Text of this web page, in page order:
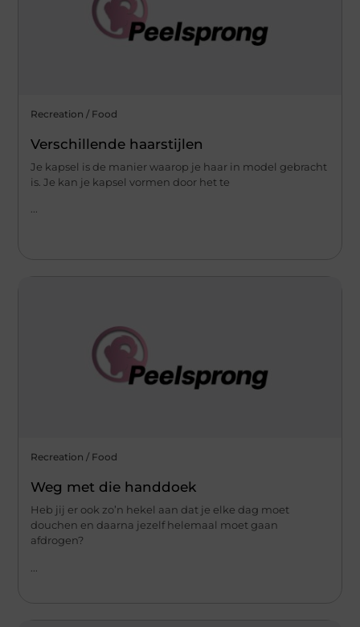
Recreation / Food
Verschillende haarstijlen
Je kapsel is de manier waarop je haar in model gebracht
is. Je kan je kapsel vormen door het te
Recreation / Food
Weg met die handdoek
Heb jij er ook zo’n hekel aan dat je elke dag moet
douchen en daarna jezelf helemaal moet gaan
afdrogen?